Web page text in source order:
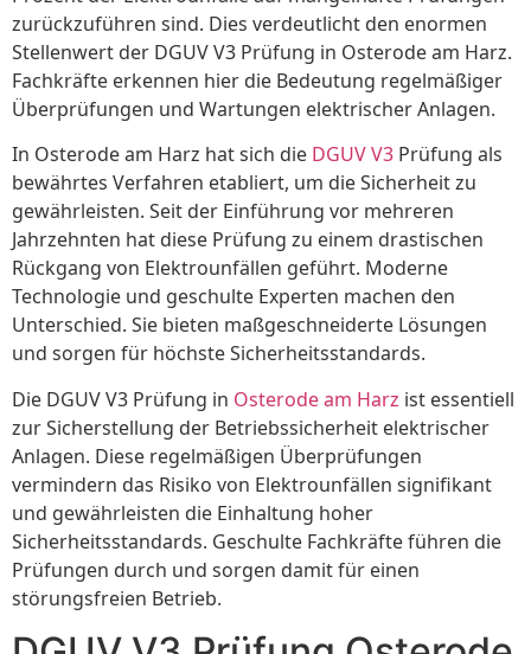
zurückzuführen sind. Dies verdeutlicht den enormen
Stellenwert der DGUV V3 Prüfung in Osterode am Harz.
Fachkräfte erkennen hier die Bedeutung regelmäßiger
Überprüfungen und Wartungen elektrischer Anlagen.
In Osterode am Harz hat sich die DGUV V3 Prüfung als
bewährtes Verfahren etabliert, um die Sicherheit zu
gewährleisten. Seit der Einführung vor mehreren
Jahrzehnten hat diese Prüfung zu einem drastischen
Rückgang von Elektrounfällen geführt. Moderne
Technologie und geschulte Experten machen den
Unterschied. Sie bieten maßgeschneiderte Lösungen
und sorgen für höchste Sicherheitsstandards.
Die DGUV V3 Prüfung in Osterode am Harz ist essentiell
zur Sicherstellung der Betriebssicherheit elektrischer
Anlagen. Diese regelmäßigen Überprüfungen
vermindern das Risiko von Elektrounfällen signifikant
und gewährleisten die Einhaltung hoher
Sicherheitsstandards. Geschulte Fachkräfte führen die
Prüfungen durch und sorgen damit für einen
störungsfreien Betrieb.